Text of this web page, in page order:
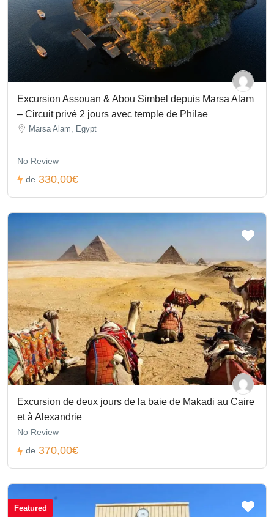
Excursion Assouan & Abou Simbel depuis Marsa Alam
– Circuit privé 2 jours avec temple de Philae
Marsa Alam, Egypt
No Review
de 330,00€
Excursion de deux jours de la baie de Makadi au Caire
et à Alexandrie
No Review
de 370,00€
Featured